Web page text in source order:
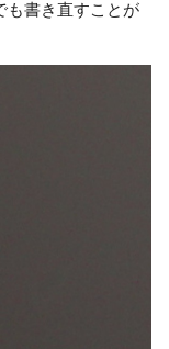
も書き直すことが